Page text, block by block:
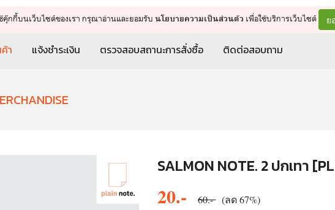
จัดการรถเข็น ดำเนินการต่อ
ช้คุ๊กกี้บนเว็บไซต์ของเรา กรุณาอ่านและยอมรับนโยบายความเป็นส่วนตัว เพื่อใช้บริการเว็บไซต์ ย
า แจ้งชำระเงิน ตรวจสอบสถานะการสั่งซื้อ ติดต่อสอบถาม
SALMON NOTE. 2 ปกเทา
20.- 60.- (ลด 67%)